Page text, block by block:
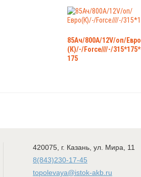
85Ач/800А/12V/оп/Евро
(К)/-/Force////-/315*175*
175
420075 г. Казань ул. Мира, 11
8(843)230-17-45
topolevaya@istok-akb.ru